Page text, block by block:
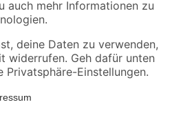
MwSt.. Die dargestellten Angebote sind unter
Die angegebenen Verfügbarkeiten beziehen
gilt nicht für Artikel mit Speditionsversand, hier